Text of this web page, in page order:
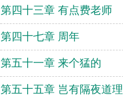
第四十三章 有点费老师
第四十七章 周年
第五十一章 来个猛的
第五十五章 岂有隔夜道理